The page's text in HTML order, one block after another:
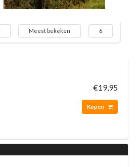
Meest bekeken 6
€19,95
Kopen